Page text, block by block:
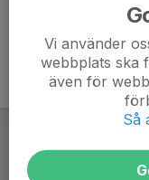
Vi använder
webbplats ska
även för
Så